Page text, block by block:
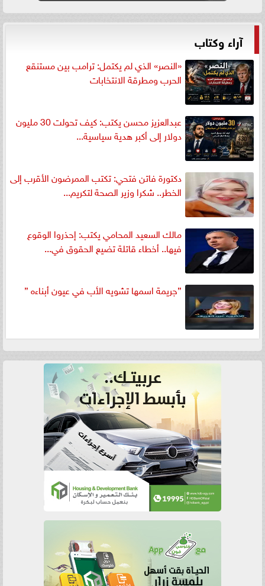
آراء وكتاب
«النصر» الذي لم يكتمل: ترامب بين مستنقع
الحرب ومطرقة الانتخابات
عبدالعزيز محسن يكتب: كيف تحولت 30 مليون
دولار إلى أكبر هدية سياسية...
دكتورة فاتن فتحي: تكتب الممرضون الأقرب إلى
الخطر.. شكرا وزير الصحة لتكريم...
مالك السعيد المحامي يكتب: إحذروا الوقوع
فيها.. أخطاء قاتلة تضيع الحقوق في...
”جريمة اسمها تشويه الأب في عيون أبناءه ”